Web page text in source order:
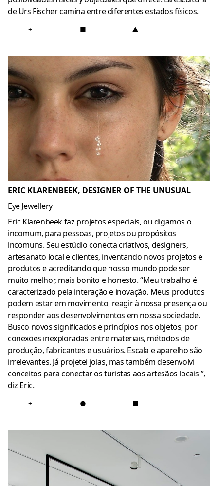
de Urs Fischer camina entre diferentes estados físicos.
+ ■ ▲
ERIC KLARENBEEK, DESIGNER OF THE UNUSUAL
Eye Jewellery
Eric Klarenbeek faz projetos especiais, ou digamos o
incomum, para pessoas, projetos ou propósitos
incomuns.Seu estúdio conecta criativos, designers,
artesanato local e clientes, inventando novos projetos e
produtos e acreditando que nosso mundo pode ser
muito melhor, mais bonito e honesto.“Meu trabalho é
caracterizado pela interação e inovação. Meus produtos
podem estar em movimento, reagir à nossa presença ou
responder aos desenvolvimentos em nossa sociedade.
Busco novos significados e princípios nos objetos, por
conexões inexploradas entre materiais, métodos de
produção, fabricantes e usuários. Escala e aparelho são
irrelevantes. Já projetei joias, mas também desenvolvi
conceitos para conectar os turistas aos artesãos locais ”,
diz Eric.
+ ● ■